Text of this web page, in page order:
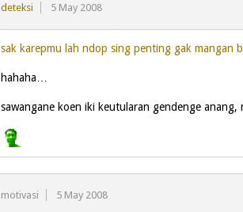
deteksi 5 May 2008
sak karepmu lah ndop sing penting gak mangan
hahaha…
sawangane koen iki keutularan gendenge anang,
motivasi 5 May 2008